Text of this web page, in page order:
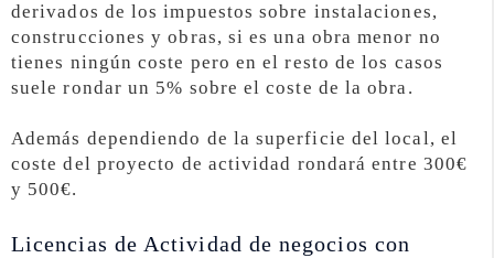
derivados de los impuestos sobre instalaciones,
construcciones y obras, si es una obra menor no
tienes ningún coste pero en el resto de los casos
suele rondar un 5% sobre el coste de la obra.
Además dependiendo de la superficie del local, el
coste del proyecto de actividad rondará entre 300€
y 500€.
Licencias de Actividad de negocios con